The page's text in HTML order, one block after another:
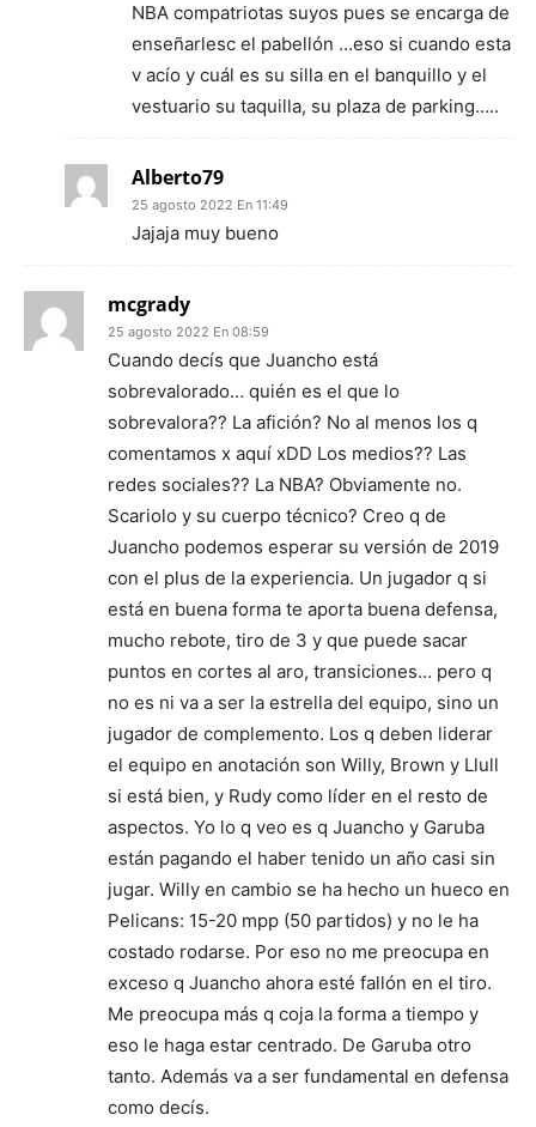
NBA compatriotas suyos pues se encarga de
enseñarlesc el pabellón …eso si cuando esta
v acío y cuál es su silla en el banquillo y el
vestuario su taquilla, su plaza de parking…..
Alberto79
25 agosto 2022 En 11:49
Jajaja muy bueno
mcgrady
25 agosto 2022 En 08:59
Cuando decís que Juancho está
sobrevalorado… quién es el que lo
sobrevalora?? La afición? No al menos los q
comentamos x aquí xDD Los medios?? Las
redes sociales?? La NBA? Obviamente no.
Scariolo y su cuerpo técnico? Creo q de
Juancho podemos esperar su versión de 2019
con el plus de la experiencia. Un jugador q si
está en buena forma te aporta buena defensa,
mucho rebote, tiro de 3 y que puede sacar
puntos en cortes al aro, transiciones… pero q
no es ni va a ser la estrella del equipo, sino un
jugador de complemento. Los q deben liderar
el equipo en anotación son Willy, Brown y Llull
si está bien, y Rudy como líder en el resto de
aspectos. Yo lo q veo es q Juancho y Garuba
están pagando el haber tenido un año casi sin
jugar. Willy en cambio se ha hecho un hueco en
Pelicans: 15-20 mpp (50 partidos) y no le ha
costado rodarse. Por eso no me preocupa en
exceso q Juancho ahora esté fallón en el tiro.
Me preocupa más q coja la forma a tiempo y
eso le haga estar centrado. De Garuba otro
tanto. Además va a ser fundamental en defensa
como decís.